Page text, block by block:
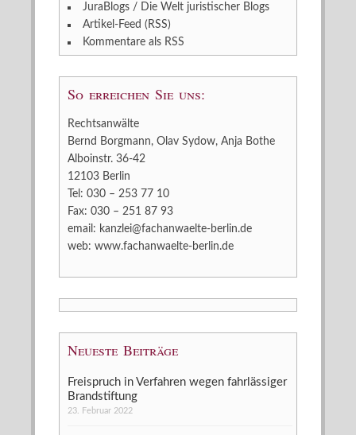
JuraBlogs / Die Welt juristischer Blogs
Artikel-Feed (RSS)
Kommentare als RSS
So erreichen Sie uns:
Rechtsanwälte
Bernd Borgmann, Olav Sydow, Anja Bothe
Alboinstr. 36-42
12103 Berlin
Tel: 030 – 253 77 10
Fax: 030 – 251 87 93
email: kanzlei@fachanwaelte-berlin.de
web: www.fachanwaelte-berlin.de
Neueste Beiträge
Freispruch in Verfahren wegen fahrlässiger
Brandstiftung
23. Februar 2022